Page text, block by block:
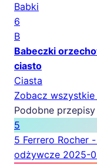
Babki
6
B
Babeczki
ciasto
Ciasta
Zobacz
Podobne przepisy
5
5 Ferrero Rocher
odżywcze 2025-